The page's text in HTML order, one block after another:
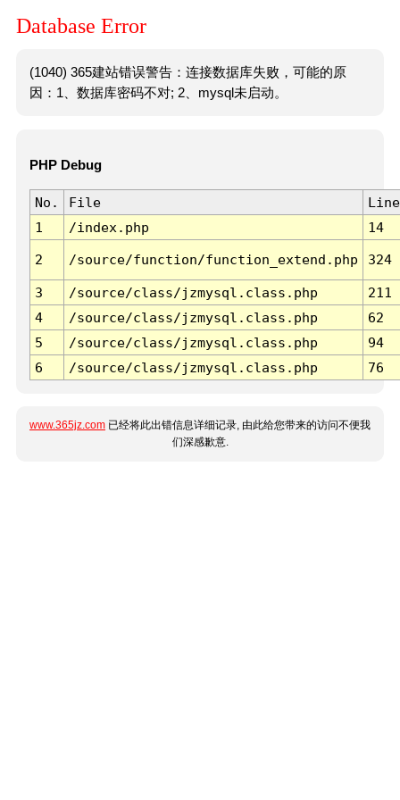
Database Error
(1040) 365建站错误警告：连接数据库失败，可能的原
因：1、数据库密码不对; 2、mysql未启动。
PHP Debug
No. File
Line
1
/index.php 14
2 /source/function/function_extend.php 324
3 /source/class/jzmysql.class.php
211
4
/source/class/jzmysql.class.php
62
5
/source/class/jzmysql.class.php
94
6
/source/class/jzmysql.class.php 76
www.365jz.com 已经将此出错信息详细记录, 由此给您带来的访问不便我
们深感歉意.